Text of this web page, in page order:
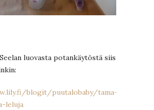
luovasta potankäytöstä siis
blogit/puutalobaby/tama-
leluja